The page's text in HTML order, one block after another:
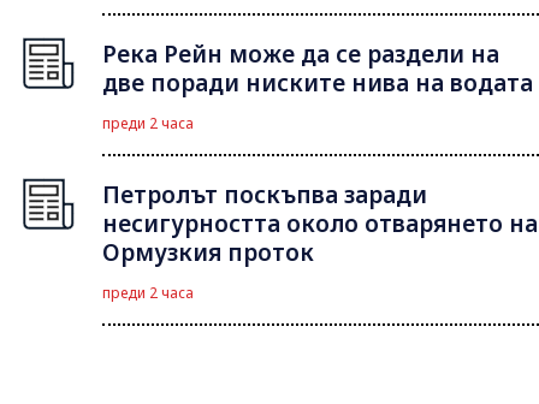
Река Рейн може да се раздели на
две поради ниските нива на водата
преди 2 часа
Петролът поскъпва заради
несигурността около отварянето на
Ормузкия проток
преди 2 часа